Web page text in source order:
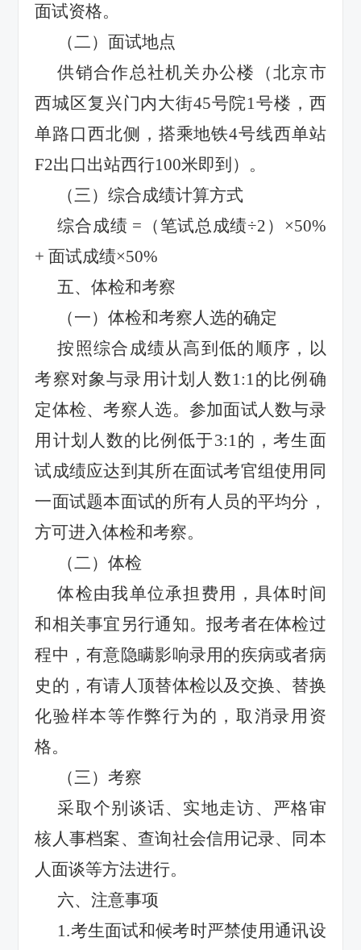
面试资格。
（二）面试地点
供销合作总社机关办公楼（北京市
西城区复兴门内大街45号院1号楼，西
单路口西北侧，搭乘地铁4号线西单站
F2出口出站西行100米即到）。
（三）综合成绩计算方式
综合成绩 = （笔试总成绩÷2 ） ×50%
+面试成绩×50%
五、体检和考察
（一）体检和考察人选的确定
按照综合成绩从高到低的顺序，以
考察对象与录用计划人数1:1的比例确
定体检、考察人选。参加面试人数与录
用计划人数的比例低于3:1的，考生面
试成绩应达到其所在面试考官组使用同
一面试题本面试的所有人员的平均分，
方可进入体检和考察。
（二）体检
体检由我单位承担费用，具体时间
和相关事宜另行通知。报考者在体检过
程中，有意隐瞒影响录用的疾病或者病
史的，有请人顶替体检以及交换、替换
化验样本等作弊行为的，取消录用资
格。
（三）考察
采取个别谈话、实地走访、严格审
核人事档案、查询社会信用记录、同本
人面谈等方法进行。
六、注意事项
1.考生面试和候考时严禁使用通讯设